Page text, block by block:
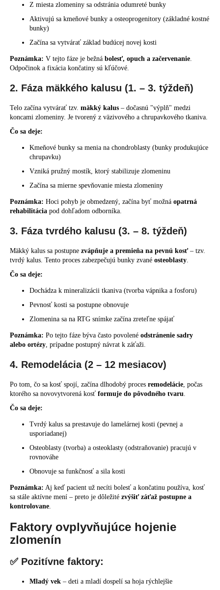
Z miesta zlomeniny sa odstránia odumreté bunky
Aktivujú sa kmeňové bunky a osteoprogenitory (základné kostné
bunky)
Začína sa vytvárať základ budúcej novej kosti
Poznámka: V tejto fáze je bežná bolesť, opuch a začervenanie
Odpočinok a fixácia končatiny sú kľúčové.
2. Fáza mäkkého kalusu (1. – 3. týždeň)
Telo začína vytvárať tzv. mäkký kalus – dočasnú "výplň" medzi
koncami zlomeniny. Je tvorený z väzivového a chrupavkového tkaniva.
Čo sa deje:
Kmeňové bunky sa menia na chondroblasty (bunky produkujúce
chrupavku)
Vzniká pružný mostík, ktorý stabilizuje zlomeninu
Začína sa mierne spevňovanie miesta zlomeniny
Poznámka: Hoci pohyb je obmedzený, začína byť možná opatrná
rehabilitácia pod dohľadom odborníka.
3. Fáza tvrdého kalusu (3. – 8. týždeň)
Mäkký kalus sa postupne zvápňuje a premieňa na pevnú kosť– tzv.
tvrdý kalus. Tento proces zabezpečujú bunky zvané osteoblasty
Čo sa deje:
Dochádza k mineralizácii tkaniva (tvorba vápnika a fosforu)
Pevnosť kosti sa postupne obnovuje
Zlomenina sa na RTG snímke začína zreteľne spájať
Poznámka: Po tejto fáze býva často povolené odstránenie sadry
alebo ortézy , prípadne postupný návrat k záťaži.
4. Remodelácia (2 – 12 mesiacov)
Po tom, čo sa kosť spojí, začína dlhodobý proces remodelácie , počas
ktorého sa novovytvorená kosť formuje do pôvodného tvaru
Čo sa deje:
Tvrdý kalus sa prestavuje do lamelárnej kosti (pevnej a
usporiadanej)
Osteoblasty (tvorba) a osteoklasty (odstraňovanie) pracujú v
rovnováhe
Obnovuje sa funkčnosť a sila kosti
Poznámka: Aj keď pacient už necíti bolesť a končatinu používa, kosť
sa stále aktívne mení – preto je dôležité zvýšiť záťaž postupne a
kontrolovane
Faktory ovplyvňujúce hojenie
zlomenín
✅ Pozitívne faktory:
Mladý vek – deti a mladí dospelí sa hoja rýchlejšie